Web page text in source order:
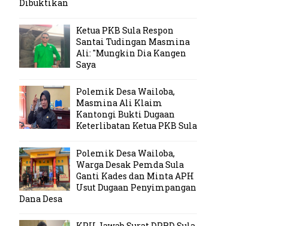
Dibuktikan
Ketua PKB Sula Respon
Santai Tudingan Masmina
Ali: "Mungkin Dia Kangen
Saya
Polemik Desa Wailoba,
Masmina Ali Klaim
Kantongi Bukti Dugaan
Keterlibatan Ketua PKB Sula
Polemik Desa Wailoba,
Warga Desak Pemda Sula
Ganti Kades dan Minta APH
Usut Dugaan Penyimpangan
Dana Desa